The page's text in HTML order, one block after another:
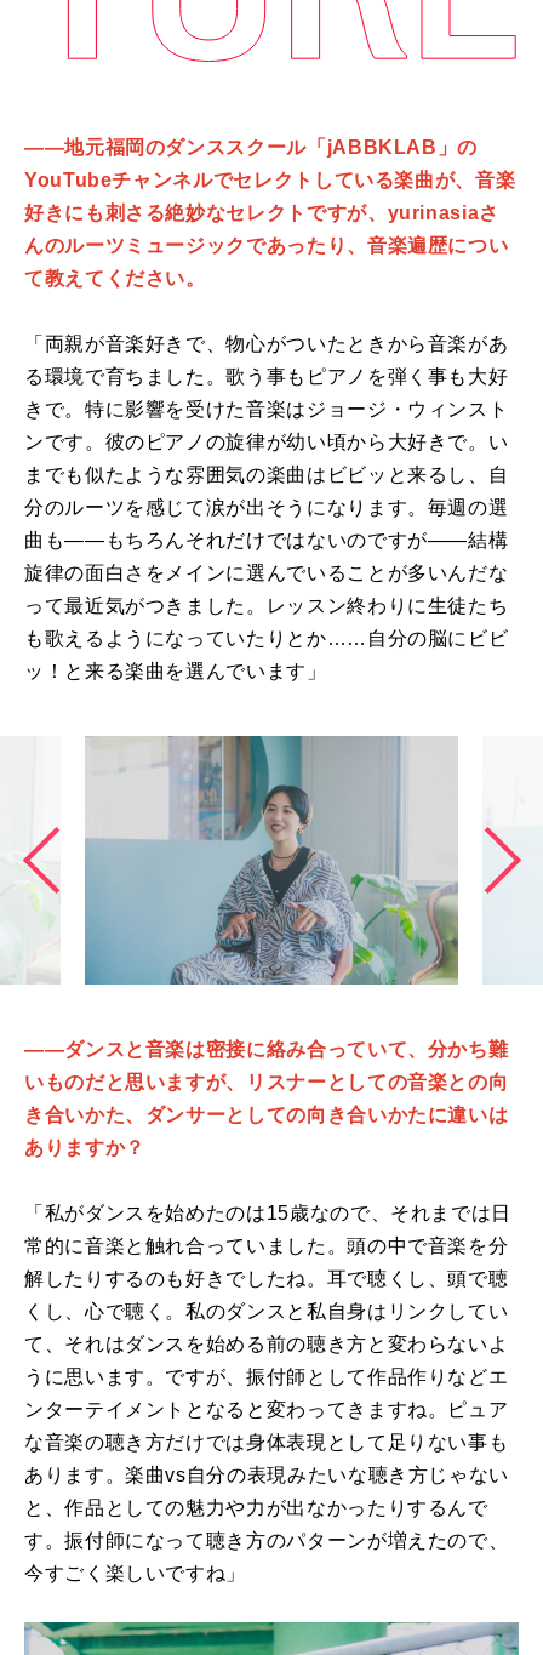
――地元福岡のダンススクール「jABBKLAB」の
YouTubeチャンネルでセレクトしている楽曲が、音楽
好きにも刺さる絶妙なセレクトですが、yurinasiaさ
んのルーツミュージックであったり、音楽遍歴につい
て教えてください。
「両親が音楽好きで、物心がついたときから音楽があ
る環境で育ちました。歌う事もピアノを弾く事も大好
きで。特に影響を受けた音楽はジョージ・ウィンスト
ンです。彼のピアノの旋律が幼い頃から大好きで。い
までも似たような雰囲気の楽曲はビビッと来るし、自
分のルーツを感じて涙が出そうになります。毎週の選
曲も――もちろんそれだけではないのですが――結構
旋律の面白さをメインに選んでいることが多いんだな
って最近気がつきました。レッスン終わりに生徒たち
も歌えるようになっていたりとか……自分の脳にビビ
ッ！と来る楽曲を選んでいます」
――ダンスと音楽は密接に絡み合っていて、分かち難
いものだと思いますが、リスナーとしての音楽との向
き合いかた、ダンサーとしての向き合いかたに違いは
ありますか？
「私がダンスを始めたのは15歳なので、それまでは日
常的に音楽と触れ合っていました。頭の中で音楽を分
解したりするのも好きでしたね。耳で聴くし、頭で聴
くし、心で聴く。私のダンスと私自身はリンクしてい
て、それはダンスを始める前の聴き方と変わらないよ
うに思います。ですが、振付師として作品作りなどエ
ンターテイメントとなると変わってきますね。ピュア
な音楽の聴き方だけでは身体表現として足りない事も
あります。楽曲vs自分の表現みたいな聴き方じゃない
と、作品としての魅力や力が出なかったりするんで
す。振付師になって聴き方のパターンが増えたので、
今すごく楽しいですね」